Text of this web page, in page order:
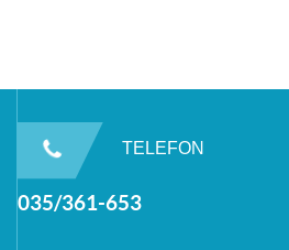
TELEFON
035/361-653